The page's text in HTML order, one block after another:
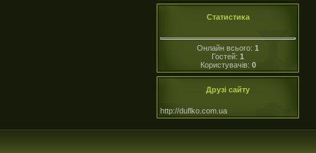
Статистика
Онлайн всього: 1
Гостей: 1
Користувачів: 0
Друзі сайту
http://duflko.com.ua